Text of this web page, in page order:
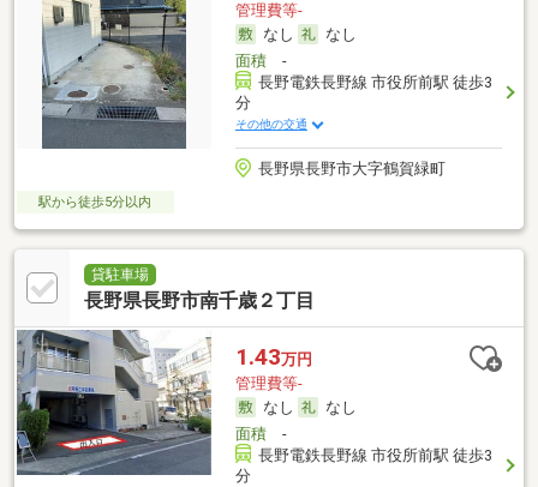
管理費等-
なし
なし
面積-
長野電鉄長野線 市役所前駅 徒歩3
分
その他の交通
長野県長野市大字鶴賀緑町
駅から徒歩5分以内
貸駐車場
長野県長野市南千歳２丁目
1.43万円
管理費等-
なし
なし
面積-
長野電鉄長野線 市役所前駅 徒歩3
分